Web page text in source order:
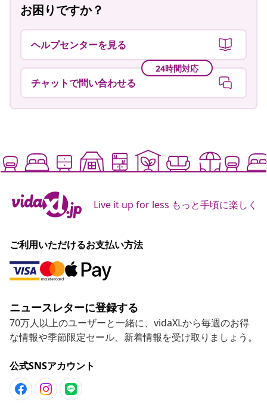
お困りですか？
ヘルプセンターを見る
24時間対応
チャットで問い合わせる
Live it up for less もっと手頃に楽しく
ご利用いただけるお支払い方法
ニュースレターに登録する
70万人以上のユーザーと一緒に、vidaXLから毎週のお得
な情報や季節限定セール、新着情報を受け取りましょう。
公式SNSアカウント